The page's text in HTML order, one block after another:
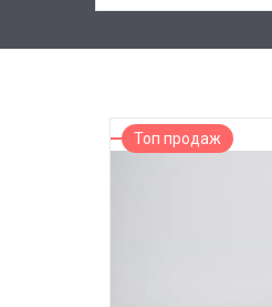
Топ продаж